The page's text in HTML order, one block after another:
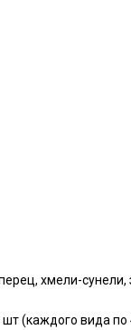
хмели-сунели,
(каждого вида по